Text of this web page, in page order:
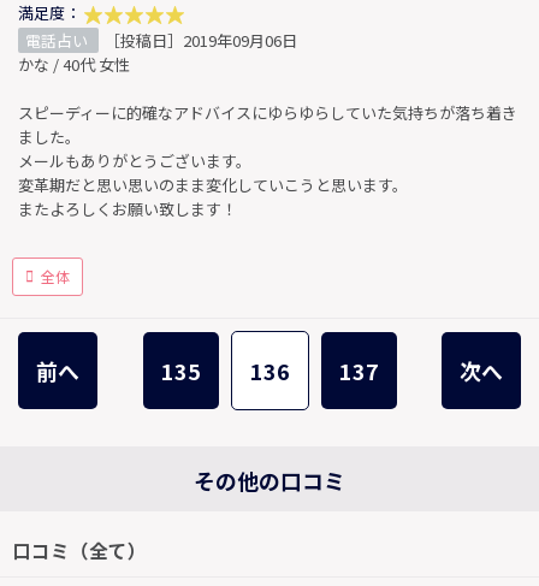
満足度：
電話占い
［投稿日］2019年09月06日
かな / 40代 女性
スピーディーに的確なアドバイスにゆらゆらしていた気持ちが落ち着き
ました。
メールもありがとうございます。
変革期だと思い思いのまま変化していこうと思います。
またよろしくお願い致します！
全体
前へ 135 136 137 次へ
その他の口コミ
口コミ（全て）